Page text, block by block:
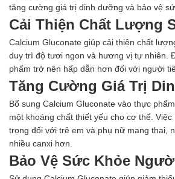
Ngành Nhựa
Ngành Xây Dựng
Ngành Xi Mạ
Ngành Thủy Tinh
Ngành Dệt Nhuộm
Ngành Sơn
Ngành In Ấn Bao Bì
Ngành Gốm Sứ
Ngành Gỗ
Ngành Mỹ Phẩm
Ngành Hóa Dầu
Ngành Giấy
tăng cường giá trị dinh dưỡng và bảo vệ
Cải Thiện Chất Lượng
Calcium Gluconate giúp cải thiện chất
duy trì độ tươi ngon và hương vị tự nhiên.
phẩm trở nên hấp dẫn hơn đối với người
Tăng Cường Giá Trị
Bổ sung Calcium Gluconate vào thực
một khoáng chất thiết yếu cho cơ thể. Việc
trọng đối với trẻ em và phụ nữ mang thai,
nhiều canxi hơn.
Bảo Vệ Sức Khỏe